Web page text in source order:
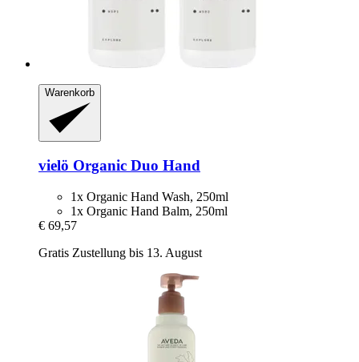
Warenkorb
vielö Organic Duo Hand
1x Organic Hand Wash, 250ml
1x Organic Hand Balm, 250ml
€ 69,57
Gratis Zustellung bis 13. August